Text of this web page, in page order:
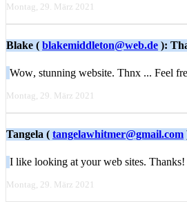
Montag, 29. März 2021
Blake ( blakemiddleton@web.de ):
Woԝ, stunning website. Thnx ... Feel
Montag, 29. März 2021
Tangela ( tangelawhitmer@gmail.com
I lіke looking аt your web ѕites.
Montag, 29. März 2021